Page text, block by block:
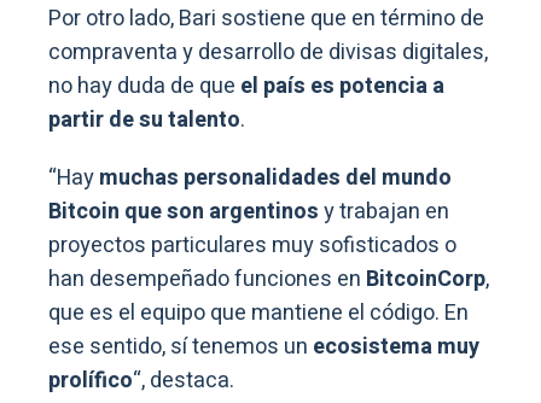
Por otro lado, Bari sostiene que en término de
compraventa y desarrollo de divisas digitales,
no hay duda de que el país es potencia a
partir de su talento.
“Haymuchas personalidades del mundo
Bitcoin que son argentinosy trabajan en
proyectos particulares muy sofisticados o
han desempeñado funciones en BitcoinCorp,
que es el equipo que mantiene el código. En
ese sentido, sí tenemos un ecosistema muy
prolífico“, destaca.